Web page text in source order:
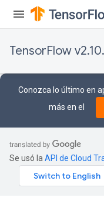
TensorFlow
Conozca lo último en
más en el
Se usó la API de Cloud